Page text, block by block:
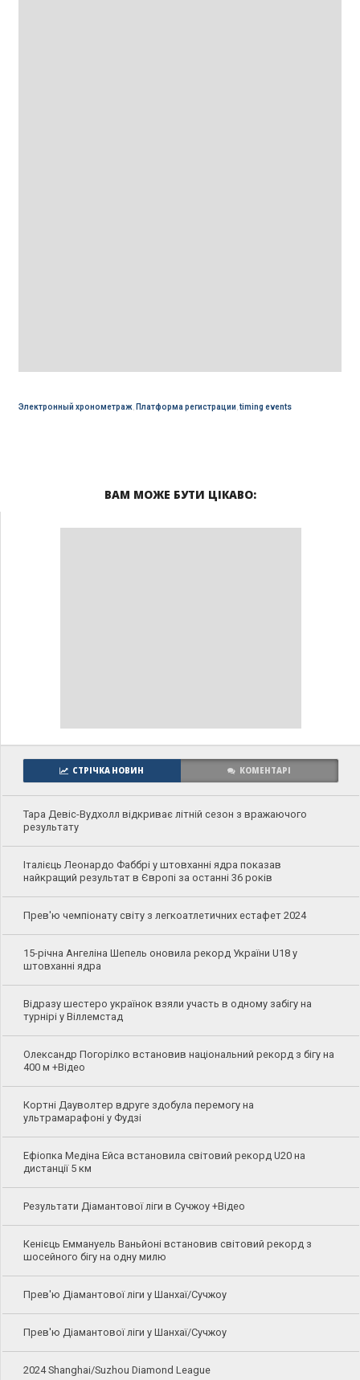
Электронный хронометраж, Платформа регистрации,timing events
ВАМ МОЖЕ БУТИ ЦІКАВО:
СТРІЧКА НОВИН КОМЕНТАРІ
Тара Девіс-Вудхолл відкриває літній сезон з вражаючого
результату
Італієць Леонардо Фаббрі у штовханні ядра показав
найкращий результат в Європі за останні 36 років
Прев'ю чемпіонату світу з легкоатлетичних естафет 2024
15-річна Ангеліна Шепель оновила рекорд України U18 у
штовханні ядра
Відразу шестеро українок взяли участь в одному забігу на
турнірі у Віллемстад
Олександр Погорілко встановив національний рекорд з бігу на
400 м +Відео
Кортні Дауволтер вдруге здобула перемогу на
ультрамарафоні у Фудзі
Ефіопка Медіна Ейса встановила світовий рекорд U20 на
дистанції 5 км
Результати Діамантової ліги в Сучжоу +Відео
Кенієць Еммануель Ваньйоні встановив світовий рекорд з
шосейного бігу на одну милю
Прев'ю Діамантової ліги у Шанхаї/Сучжоу
Прев'ю Діамантової ліги у Шанхаї/Сучжоу
2024 Shanghai/Suzhou Diamond League